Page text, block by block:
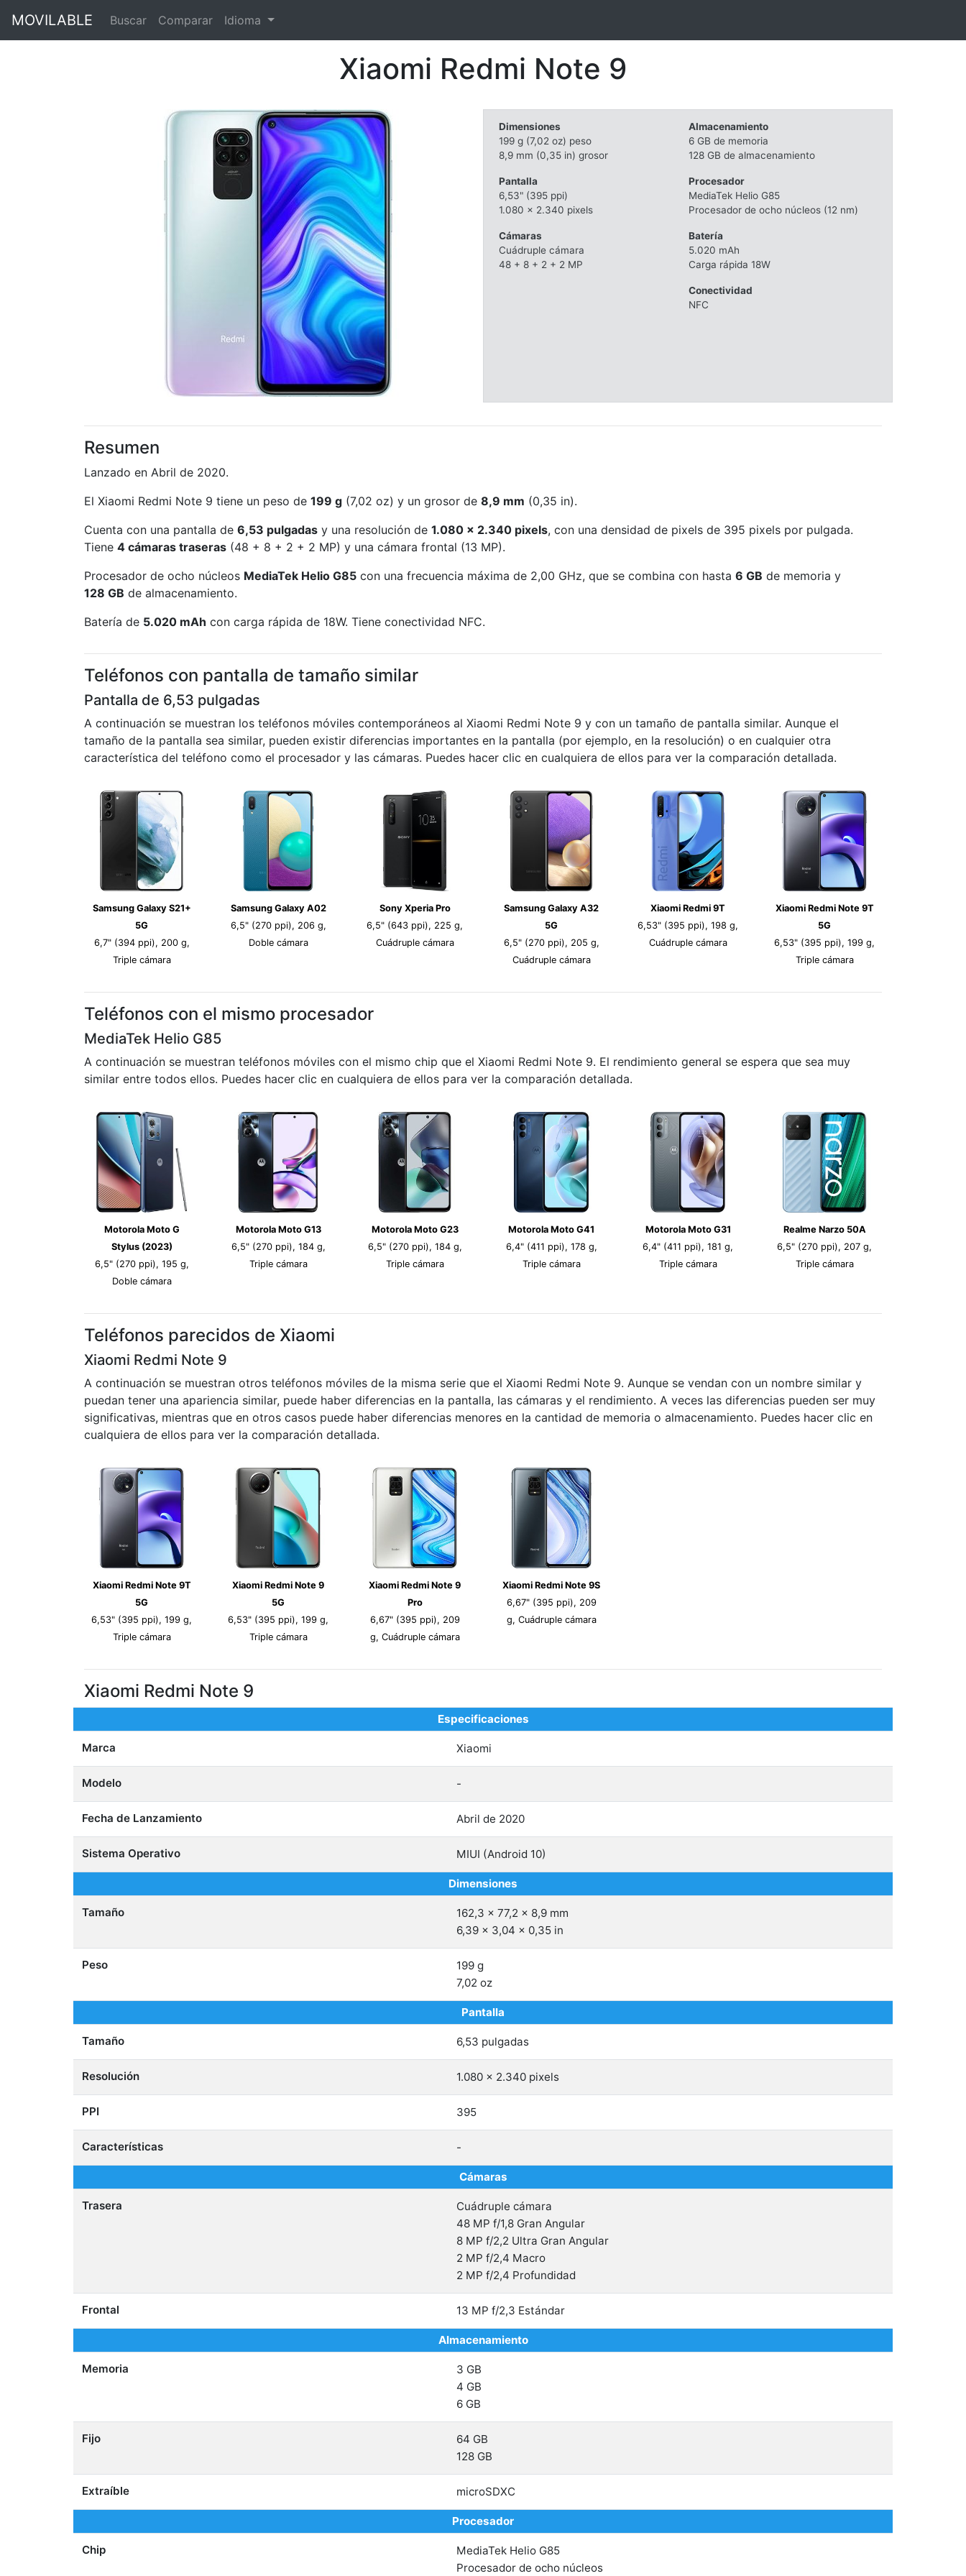
MOVILABLE Buscar Comparar Idioma
Xiaomi Redmi Note 9
Dimensiones
199 g (7,02 oz) peso
8,9 mm (0,35 in) grosor
Pantalla
6,53" (395 ppi)
1.080 x 2.340 pixels
Cámaras
Cuádruple cámara
48 + 8 + 2 + 2 MP
Almacenamiento
6 GB de memoria
128 GB de almacenamiento
Procesador
MediaTek Helio G85
Procesador de ocho núcleos (12 nm)
Batería
5.020 mAh
Carga rápida 18W
Conectividad
NFC
Resumen
Lanzado en Abril de 2020.
El Xiaomi Redmi Note 9 tiene un peso de 199 g (7,02 oz) y un grosor de 8,9 mm (0,35 in).
Cuenta con una pantalla de 6,53 pulgadas y una resolución de 1.080 x 2.340 pixels, con una densidad de pixels de 395 pixels por pulgada.
Tiene 4 cámaras traseras (48 + 8 + 2 + 2 MP) y una cámara frontal (13 MP).
Procesador de ocho núcleos MediaTek Helio G85 con una frecuencia máxima de 2,00 GHz, que se combina con hasta 6 GB de memoria y
128 GB de almacenamiento.
Batería de 5.020 mAh con carga rápida de 18W. Tiene conectividad NFC.
Teléfonos con pantalla de tamaño similar
Pantalla de 6,53 pulgadas
A continuación se muestran los teléfonos móviles contemporáneos al Xiaomi Redmi Note 9 y con un tamaño de pantalla similar. Aunque el
tamaño de la pantalla sea similar, pueden existir diferencias importantes en la pantalla (por ejemplo, en la resolución) o en cualquier otra
característica del teléfono como el procesador y las cámaras. Puedes hacer clic en cualquiera de ellos para ver la comparación detallada.
Samsung Galaxy S21+
5G
6,7" (394 ppi), 200 g,
Triple cámara
Samsung Galaxy A02
6,5" (270 ppi), 206 g,
Doble cámara
Sony Xperia Pro
6,5" (643 ppi), 225 g,
Cuádruple cámara
Samsung Galaxy A32
5G
6,5" (270 ppi), 205 g,
Cuádruple cámara
Xiaomi Redmi 9T
6,53" (395 ppi), 198 g,
Cuádruple cámara
Xiaomi Redmi Note 9T
5G
6,53" (395 ppi), 199 g,
Triple cámara
Teléfonos con el mismo procesador
MediaTek Helio G85
A continuación se muestran teléfonos móviles con el mismo chip que el Xiaomi Redmi Note 9. El rendimiento general se espera que sea muy
similar entre todos ellos. Puedes hacer clic en cualquiera de ellos para ver la comparación detallada.
Motorola Moto G
Stylus (2023)
6,5" (270 ppi), 195 g,
Doble cámara
Motorola Moto G13
6,5" (270 ppi), 184 g,
Triple cámara
Motorola Moto G23
6,5" (270 ppi), 184 g,
Triple cámara
Motorola Moto G41
6,4" (411 ppi), 178 g,
Triple cámara
Motorola Moto G31
6,4" (411 ppi), 181 g,
Triple cámara
Realme Narzo 50A
6,5" (270 ppi), 207 g,
Triple cámara
Teléfonos parecidos de Xiaomi
Xiaomi Redmi Note 9
A continuación se muestran otros teléfonos móviles de la misma serie que el Xiaomi Redmi Note 9. Aunque se vendan con un nombre similar y
puedan tener una apariencia similar, puede haber diferencias en la pantalla, las cámaras y el rendimiento. A veces las diferencias pueden ser muy
significativas, mientras que en otros casos puede haber diferencias menores en la cantidad de memoria o almacenamiento. Puedes hacer clic en
cualquiera de ellos para ver la comparación detallada.
Xiaomi Redmi Note 9T
5G
6,53" (395 ppi), 199 g,
Triple cámara
Xiaomi Redmi Note 9
5G
6,53" (395 ppi), 199 g,
Triple cámara
Xiaomi Redmi Note 9
Pro
6,67" (395 ppi), 209
g, Cuádruple cámara
Xiaomi Redmi Note 9S
6,67" (395 ppi), 209
g, Cuádruple cámara
Xiaomi Redmi Note 9
Especificaciones
Marca Xiaomi
Modelo -
Fecha de Lanzamiento Abril de 2020
Sistema Operativo MIUI (Android 10)
Dimensiones
Tamaño
162,3 x 77,2 x 8,9 mm
6,39 x 3,04 x 0,35 in
Peso
199 g
7,02 oz
Pantalla
Tamaño 6,53 pulgadas
Resolución 1.080 x 2.340 pixels
PPI 395
Características -
Cámaras
Trasera
Cuádruple cámara
48 MP f/1,8 Gran Angular
8 MP f/2,2 Ultra Gran Angular
2 MP f/2,4 Macro
2 MP f/2,4 Profundidad
Frontal 13 MP f/2,3 Estándar
Almacenamiento
Memoria
3 GB
4 GB
6 GB
Fijo
64 GB
128 GB
Extraíble microSDXC
Procesador
Chip
MediaTek Helio G85
Procesador de ocho núcleos